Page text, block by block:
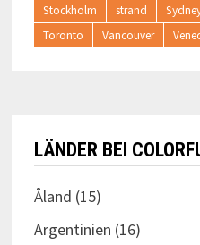
Stockholm
strand
Toronto
Vancouver
LÄNDER BEI
Åland (15)
Argentinien (16)